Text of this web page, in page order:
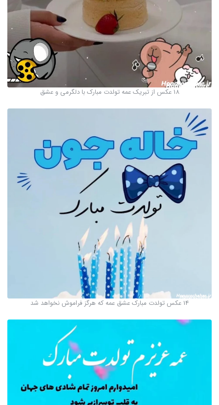
18 عکس از تبریک عمه تولدت مبارک با دلگرمی و عشق
14 عکس تولدت مبارک عشق عمه که هرگز فراموش نخواهد شد